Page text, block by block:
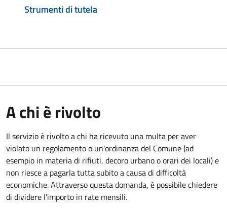
Strumenti di tutela
A chi è rivolto
Il servizio è rivolto a chi ha ricevuto una multa per aver
violato un regolamento o un'ordinanza del Comune (ad
esempio in materia di rifiuti, decoro urbano o orari dei locali) e
non riesce a pagarla tutta subito a causa di difficoltà
economiche. Attraverso questa domanda, è possibile chiedere
di dividere l'importo in rate mensili.